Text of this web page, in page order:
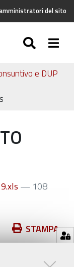
del sito
e DUP
— 108
STAMPA